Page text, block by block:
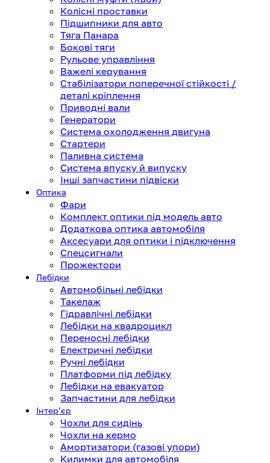
Колісні проставки
Підшипники для авто
Тяга Панара
Бокові тяги
Рульове управління
Важелі керування
Стабілізатори поперечної стійкості /
деталі кріплення
Приводні вали
Генератори
Система охолодження двигуна
Стартери
Паливна система
Система впуску й випуску
Інші запчастини підвіски
Оптика
Фари
Комплект оптики під модель авто
Додаткова оптика автомобіля
Аксесуари для оптики і підключення
Спецсигнали
Прожектори
Лебідки
Автомобільні лебідки
Такелаж
Гідравлічні лебідки
Лебідки на квадроцикл
Переносні лебідки
Електричні лебідки
Ручні лебідки
Платформи під лебідку
Лебідки на евакуатор
Запчастини для лебідки
Інтерʼєр
Чохли для сидінь
Чохли на кермо
Амортизатори (газові упори)
Килимки для автомобіля